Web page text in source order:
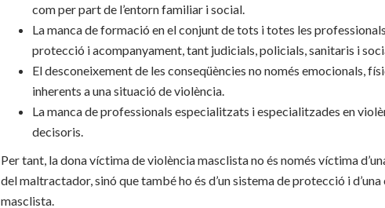
com per part de l’entorn familiar i social.
La manca de formació en el conjunt de tots i totes les
protecció i acompanyament, tant judicials, policials, sanitaris i
El desconeixement de les conseqüències no només emocionals,
inherents a una situació de violència.
La manca de professionals especialitzats i especialitzades en
decisoris.
Per tant, la dona víctima de violència masclista no és només víctima
del maltractador, sinó que també ho és d’un sistema de protecció i
masclista.